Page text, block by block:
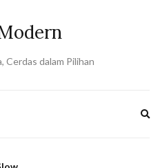
Cerdas dalam Pilihan